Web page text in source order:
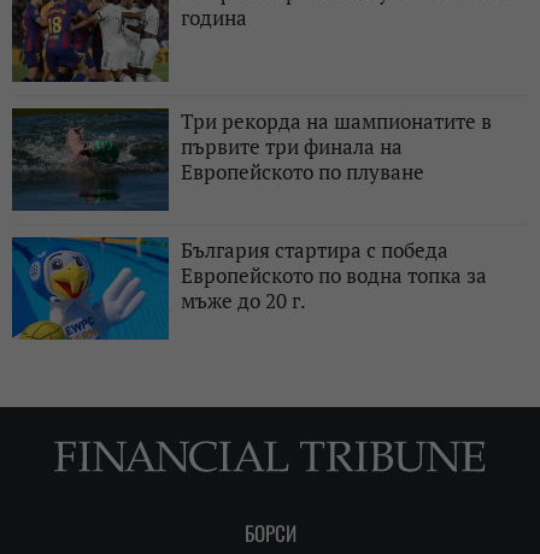
година
Три рекорда на шампионатите в
първите три финала на
Европейското по плуване
България стартира с победа
Европейското по водна топка за
мъже до 20 г.
БОРСИ